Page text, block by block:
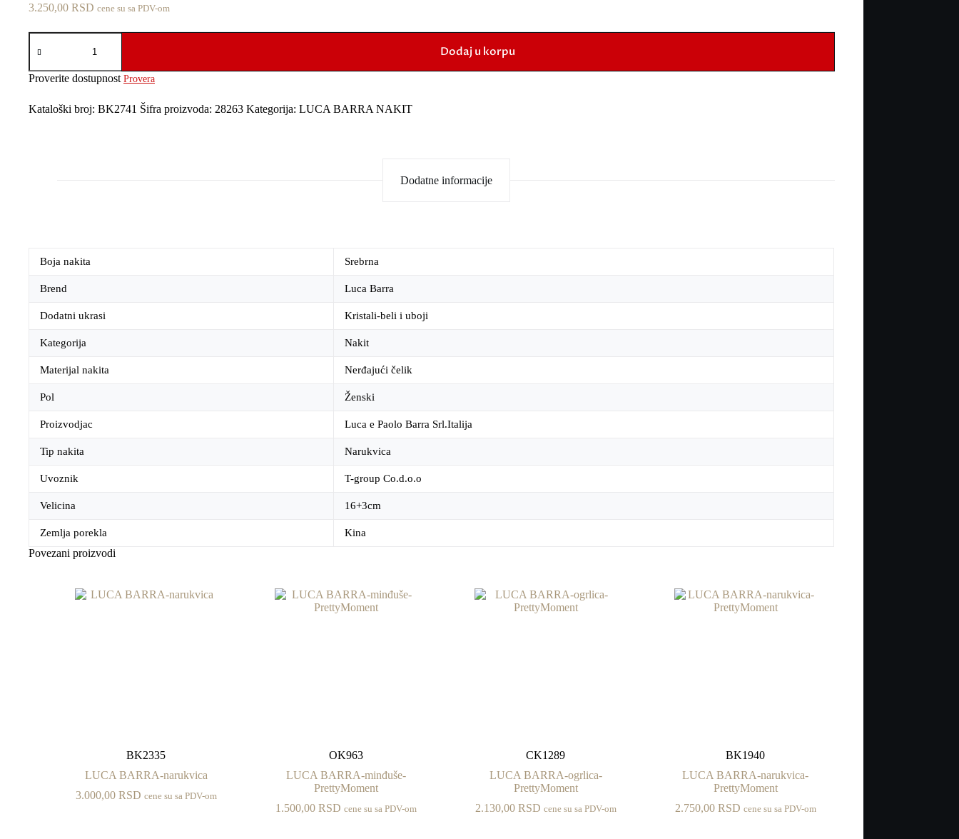
3.250,00 RSD cene su sa PDV-om
LUCA
BARRA-
količina
Dodaj u korpu
Proverite dostupnost Provera
Kataloški broj: BK2741 Šifra proizvoda: 28263 Kategorija: LUCA BARRA NAKIT
Dodatne informacije
Boja nakita Srebrna
Brend Luca Barra
Dodatni ukrasi Kristali-beli i uboji
Kategorija Nakit
Materijal nakita Nerđajući čelik
Pol Ženski
Proizvodjac Luca e Paolo Barra Srl.Italija
Tip nakita Narukvica
Uvoznik T-group Co.d.o.o
Velicina 16+3cm
Zemlja porekla Kina
Povezani proizvodi
BK2335
LUCA BARRA-narukvica
3.000,00 RSD cene su sa PDV-om
OK963
LUCA BARRA-minđuše-
PrettyMoment
1.500,00 RSD cene su sa PDV-om
CK1289
LUCA BARRA-ogrlica-
PrettyMoment
2.130,00 RSD cene su sa PDV-om
BK1940
LUCA BARRA-narukvica-
PrettyMoment
2.750,00 RSD cene su sa PDV-om